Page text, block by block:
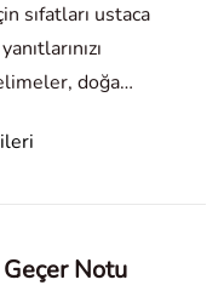
sıfatları ustaca
doğa
Notu